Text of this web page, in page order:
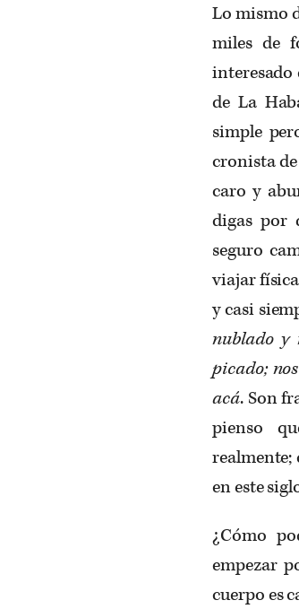
Lo mismo
miles de
interesado
de La
simple
cronista
caro y
digas por
seguro
viajar
y casi
nublado y
picado;
acá. Son
pienso
realmente;
en este
¿Cómo
empezar
cuerpo es